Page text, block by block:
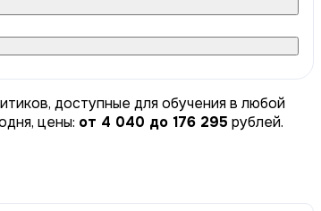
доступные для обучения в любой
цены: от 4 040 до 176 295 рублей.